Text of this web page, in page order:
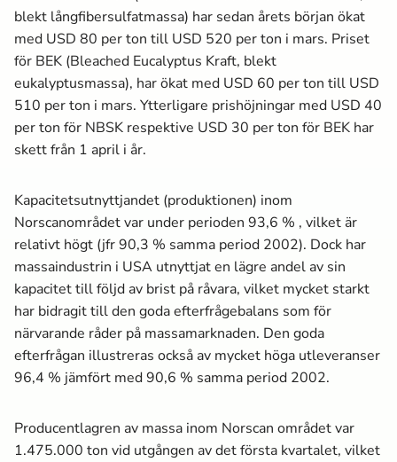
blekt långfibersulfatmassa­) har sedan årets början ökat
med USD 80 per ton till USD 520 per ton i mars. Priset
för BEK (Bleached Eucalyptus Kraft, blekt
eukalyptusmassa­), har ökat med USD 60 per ton till USD
510 per ton i mars. Ytterligare prishöjningar med USD 40
per ton för NBSK respektive USD 30 per ton för BEK har
skett från 1 april i år.
Kapacitetsutnyttjandet (produktionen) inom
Norscanområdet var under perioden 93,6 % , vilket är
relativt högt (jfr 90,3 % samma period 2002). Dock har
massa­industrin i USA utnyttjat en lägre andel av sin
kapacitet till följd av brist på råvara, vilket mycket starkt
har bidragit till den goda efterfrågebalans som för
närvarande råder på massa­marknaden. Den goda
efterfrågan illustreras också av mycket höga utleveranser
96,4 % jämfört med 90,6 % samma period 2002.
Producentlagren av massa­ inom Norscan området var
1.475.000 ton vid utgången av det första kvartalet, vilket